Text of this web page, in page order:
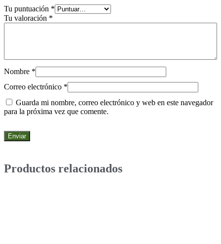
Tu puntuación *
Tu valoración *
Nombre *
Correo electrónico *
Guarda mi nombre, correo electrónico y web en este navegador
para la próxima vez que comente.
Productos relacionados